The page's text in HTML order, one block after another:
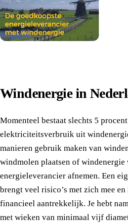
Windenergie in
Momenteel bestaat slechts 5
elektriciteitsverbruik uit
manieren gebruik maken van
windmolen plaatsen of windenergie
energieleverancier afnemen. Een
brengt veel risico’s met zich mee
financieel aantrekkelijk. Je hebt
met wieken van minimaal vijf